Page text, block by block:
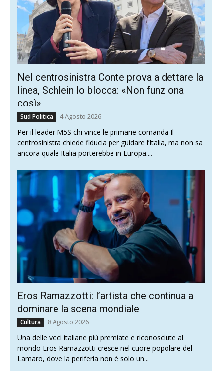
Aggiungi come fonte preferita su Google
Seguici più facilmente nelle notizie consigliate
Una sinistra che non ha idee su come
costruire il futuro, s’abbarbica al
passato, nella speranza che questo
l’aiuti a sopravvivere
«Cui prodest?» Ovvero a chi giova in questo
nostro strano Paese, continuare a marciare in
avanti, ma con la testa saldamente rivoltata
all’indietro? Probabilmente a quella sinistra
che non ha idee su come costruire un futuro
possibile, e cerca di nasconderlo – non
sapendo liberarsene e andare avanti – a
rifugiandosi dietro i fantasmi del passato
(fascismo e antifascismo, semitismo e
antisemitismo, razzismo e via di questo passo)
utilizzandoli come arma di distruzione di
massa, contro gli avversari politici.
Punti Chiave Articolo